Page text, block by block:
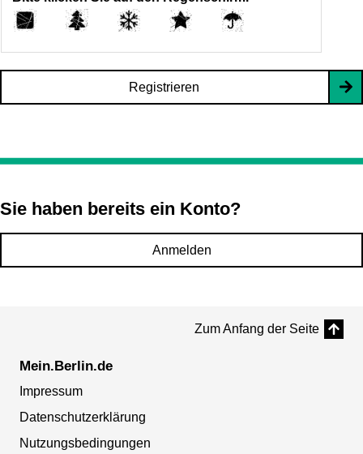
Registrieren
Sie haben bereits ein Konto?
Anmelden
Zum Anfang der Seite
Mein.Berlin.de
Impressum
Datenschutzerklärung
Nutzungsbedingungen